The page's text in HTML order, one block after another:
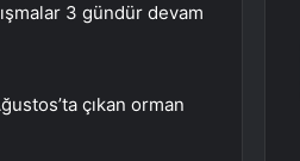
3 gündür devam
çıkan orman